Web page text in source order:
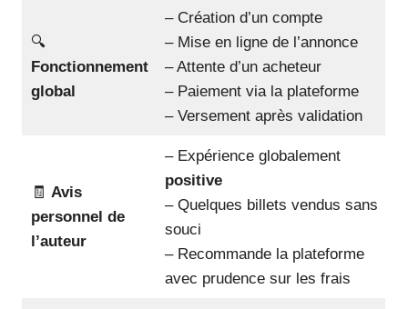
🔍
Fonctionnement
global
– Création d’un compte
– Mise en ligne de l’annonce
– Attente d’un acheteur
– Paiement via la plateforme
– Versement après validation
🧾 Avis
personnel de
l’auteur
– Expérience globalement
positive
– Quelques billets vendus sans
souci
– Recommande la plateforme
avec prudence sur les frais